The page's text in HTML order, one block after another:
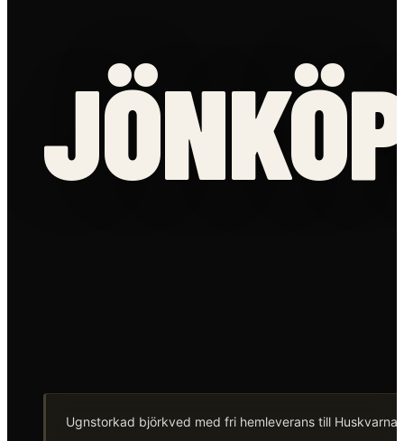
Ugnstorkad björkved med fri hemleverans till